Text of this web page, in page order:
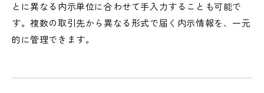
とに異なる内示単位に合わせて手入力することも可能で
す。複数の取引先から異なる形式で届く内示情報を、一元
的に管理できます。